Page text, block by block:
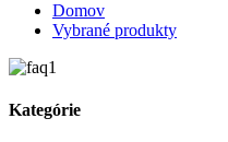
Domov
Vybrané produkty
Kategórie